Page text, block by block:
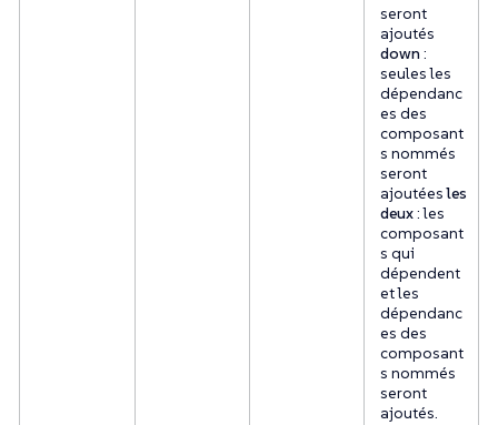
seront
ajoutés
down:
seules les
dépendanc
es des
composant
s nommés
seront
ajoutéesles
deux: les
composant
s qui
dépendent
et les
dépendanc
es des
composant
s nommés
seront
ajoutés.